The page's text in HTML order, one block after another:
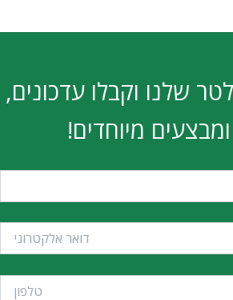
שלנו וקבלו עדכונים,
מיוחדים!